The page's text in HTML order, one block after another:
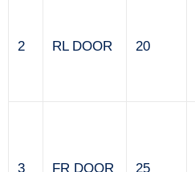
2 RL DOOR 20
3 FR DOOR 25